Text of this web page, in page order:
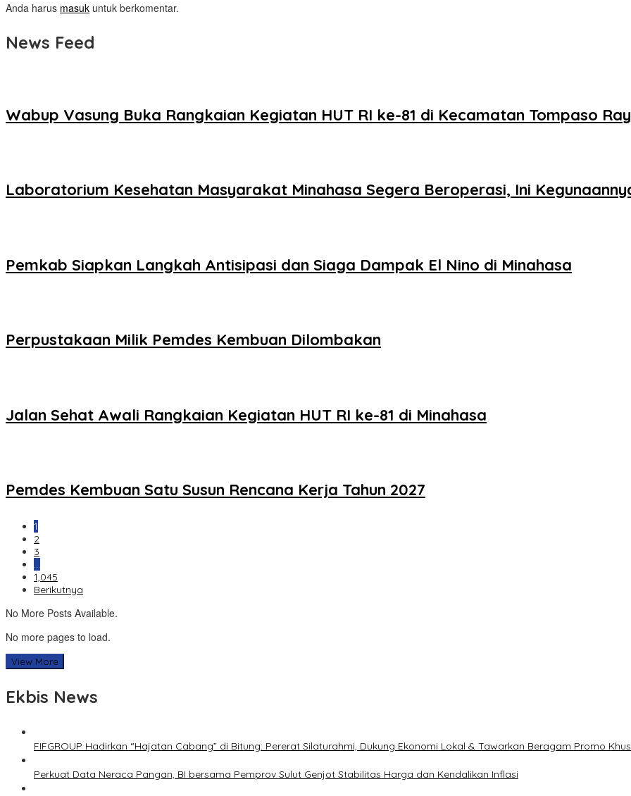
Anda harus masuk untuk berkomentar.
News Feed
Wabup Vasung Buka Rangkaian Kegiatan HUT RI ke-81 di Kecamatan Tompaso
Laboratorium Kesehatan Masyarakat Minahasa Segera Beroperasi, Ini
Pemkab Siapkan Langkah Antisipasi dan Siaga Dampak El Nino di Minahasa
Perpustakaan Milik Pemdes Kembuan Dilombakan
Jalan Sehat Awali Rangkaian Kegiatan HUT RI ke-81 di Minahasa
Pemdes Kembuan Satu Susun Rencana Kerja Tahun 2027
1
2
3
…
1,045
Berikutnya
No More Posts Available.
No more pages to load.
View More
Ekbis News
FIFGROUP Hadirkan “Hajatan Cabang” di Bitung: Pererat Silaturahmi, Dukung Ekonomi Lokal & Tawarkan Beragam Promo
Perkuat Data Neraca Pangan, BI bersama Pemprov Sulut Genjot Stabilitas Harga dan Kendalikan Inflasi